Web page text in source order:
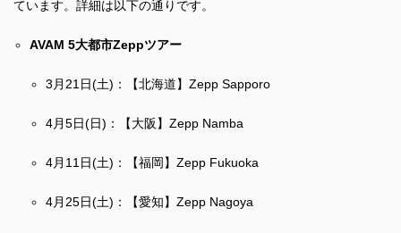
ています。詳細は以下の通りです。
AVAM 5大都市Zeppツアー
3月21日(土)：【北海道】Zepp Sapporo
4月5日(日)：【大阪】Zepp Namba
4月11日(土)：【福岡】Zepp Fukuoka
4月25日(土)：【愛知】Zepp Nagoya